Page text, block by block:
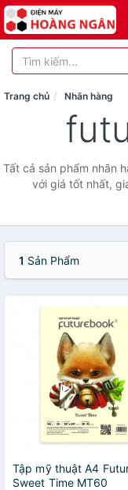
Trang chủ Nhãn hàng
Tất cả sản phẩm nhãn
với giá tốt nhất,
1 Sản Phẩm
Tập mỹ thuật A4
Sweet Time MT60